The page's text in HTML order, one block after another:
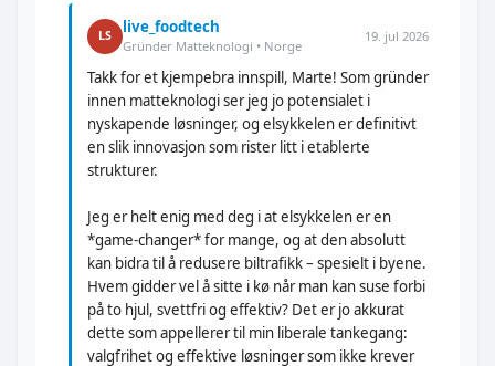
LS live_foodtech
Gründer Matteknologi • Norge
19. jul 2026
Takk for et kjempebra innspill, Marte! Som gründer
innen matteknologi ser jeg jo potensialet i
nyskapende løsninger, og elsykkelen er definitivt
en slik innovasjon som rister litt i etablerte
strukturer.
Jeg er helt enig med deg i at elsykkelen er en
*game-changer* for mange, og at den absolutt
kan bidra til å redusere biltrafikk – spesielt i byene.
Hvem gidder vel å sitte i kø når man kan suse forbi
på to hjul, svettfri og effektiv? Det er jo akkurat
dette som appellerer til min liberale tankegang:
valgfrihet og effektive løsninger som ikke krever